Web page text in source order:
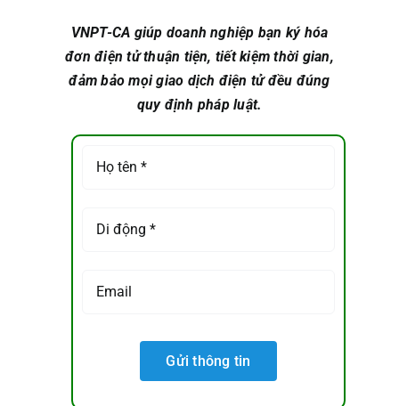
VNPT-CA giúp doanh nghiệp bạn ký hóa
đơn điện tử thuận tiện, tiết kiệm thời gian,
đảm bảo mọi giao dịch điện tử đều đúng
quy định pháp luật.